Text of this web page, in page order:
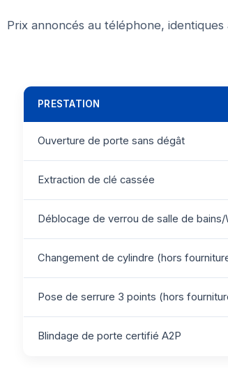
Prix annoncés au téléphone,
PRESTATION
Ouverture de porte sans dégât
Extraction de clé cassée
Déblocage de verrou de salle de bains/
Changement de cylindre (hors
Pose de serrure 3 points (hors
Blindage de porte certifié A2P